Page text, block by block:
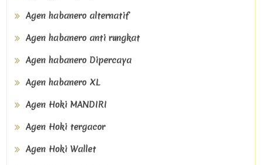
Agen habanero alternatif
Agen habanero anti rungkat
Agen habanero Dipercaya
Agen habanero XL
Agen Hoki MANDIRI
Agen Hoki tergacor
Agen Hoki Wallet